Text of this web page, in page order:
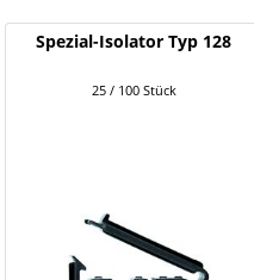
Spezial-Isolator Typ 128
25 / 100 Stück